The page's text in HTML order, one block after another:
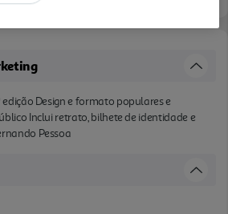
edição Design e formato populares e
Inclui retrato, bilhete de identidade e
Pessoa